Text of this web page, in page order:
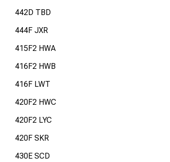
442D TBD
444F JXR
415F2 HWA
416F2 HWB
416F LWT
420F2 HWC
420F2 LYC
420F SKR
430E SCD